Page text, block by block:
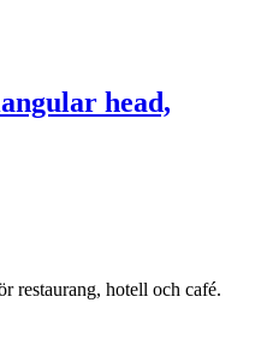
head,
restaurang, hotell och café.